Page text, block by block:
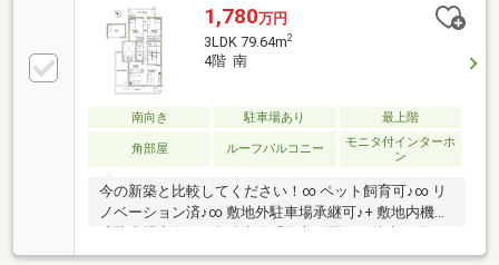
1,780万円
3LDK 79.64m2
4階 南
南向き 駐車場あり 最上階
角部屋 ルーフバルコニー
モニタ付インターホ
ン
今の新築と比較してください！∞ ペット飼育可♪∞ リ
ノベーション済♪∞ 敷地外駐車場承継可♪+ 敷地内機械
LDK約17帖♪続き間で6帖の和室あり♪∞ 南側バルコニ